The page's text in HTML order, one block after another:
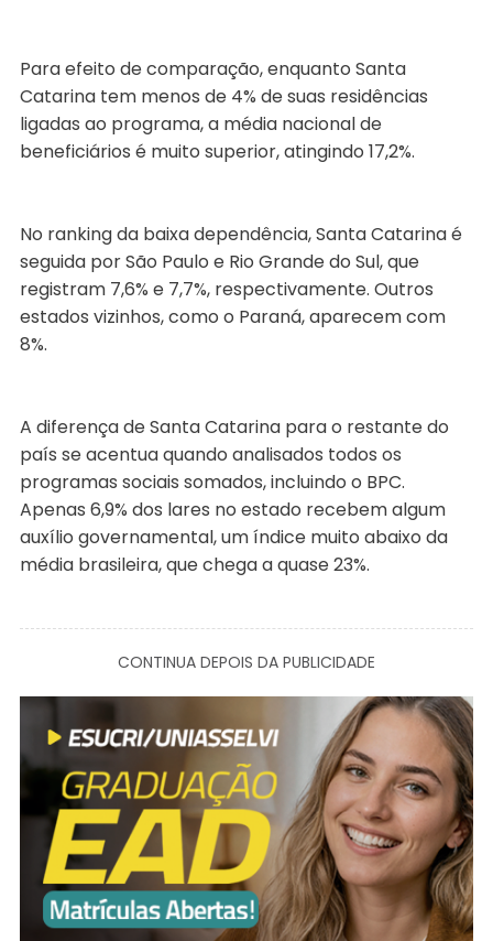
Para efeito de comparação, enquanto Santa
Catarina tem menos de 4% de suas residências
ligadas ao programa, a média nacional de
beneficiários é muito superior, atingindo 17,2%.
No ranking da baixa dependência, Santa Catarina é
seguida por São Paulo e Rio Grande do Sul, que
registram 7,6% e 7,7%, respectivamente. Outros
estados vizinhos, como o Paraná, aparecem com
8%.
A diferença de Santa Catarina para o restante do
país se acentua quando analisados todos os
programas sociais somados, incluindo o BPC.
Apenas 6,9% dos lares no estado recebem algum
auxílio governamental, um índice muito abaixo da
média brasileira, que chega a quase 23%.
CONTINUA DEPOIS DA PUBLICIDADE